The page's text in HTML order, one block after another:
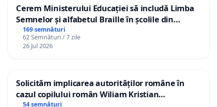
Cerem Ministerului Educației să includă Limba
Semnelor și alfabetul Braille în școlile din
Republica Moldova!
169 semnături
62 Semnături / 7 zile
26 Jul 2026
Solicităm implicarea autorităților române în
cazul copilului român Wiliam Kristian
54 semnături